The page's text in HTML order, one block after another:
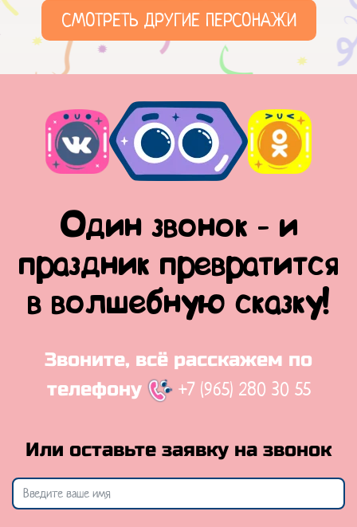
СМОТРЕТЬ ДРУГИЕ ПЕРСОНАЖИ
Один звонок - и
праздник превратится
в волшебную сказку!
Звоните, всё расскажем по
телефону
+7 (965) 280 30 55
Или оставьте заявку на звонок